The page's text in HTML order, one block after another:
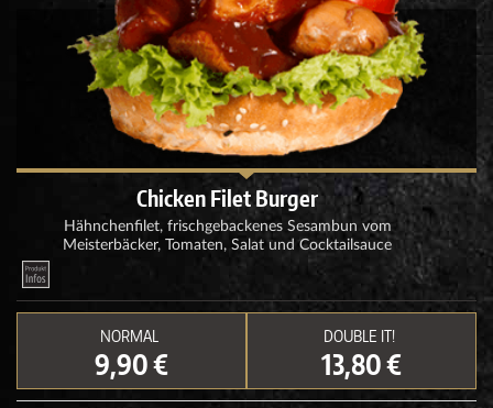
Chicken Filet Burger
Hähnchenfilet, frischgebackenes Sesambun vom
Meisterbäcker, Tomaten, Salat und Cocktailsauce
NORMAL
9,90 €
DOUBLE IT!
13,80 €